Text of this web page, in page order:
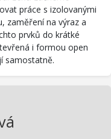
práce s izolovanými
zaměření na výraz a
prvků do krátké
i formou open
samostatně.